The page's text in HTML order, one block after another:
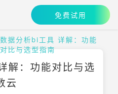
免费试用
数据分析bi工具 详解：功能
对比与选型指南
解：功能对比与选
云